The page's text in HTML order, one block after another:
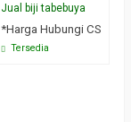
Jual biji tabebuya
*Harga Hubungi CS
Tersedia